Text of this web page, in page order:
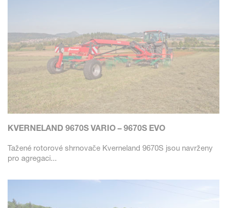
KVERNELAND 9670S VARIO – 9670S EVO
Tažené rotorové shrnovače Kverneland 9670S jsou navrženy
pro agregaci...